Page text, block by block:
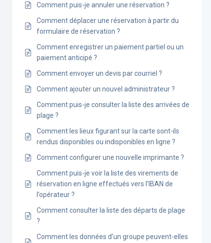
Comment puis-je annuler une réservation ?
Comment déplacer une réservation à partir du
formulaire de réservation ?
Comment enregistrer un paiement partiel ou un
paiement anticipé ?
Comment envoyer un devis par courriel ?
Comment ajouter un nouvel administrateur ?
Comment puis-je consulter la liste des arrivées de
plage ?
Comment les lieux figurant sur la carte sont-ils
rendus disponibles ou indisponibles en ligne ?
Comment configurer une nouvelle imprimante ?
Comment puis-je voir la liste des virements de
réservation en ligne effectués vers l’IBAN de
l’opérateur ?
Comment consulter la liste des départs de plage
?
Comment les données d’un groupe peuvent-elles